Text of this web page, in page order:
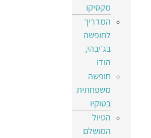
מקסיקו
המדריך
לחופשה
בג׳יבהי,
הודו
חופשה
משפחתית
בטוקיו
הטיול
המושלם